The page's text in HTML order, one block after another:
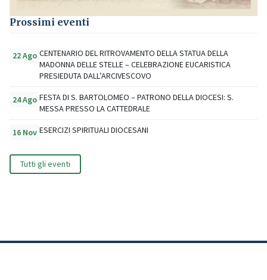
Prossimi eventi
22 Ago CENTENARIO DEL RITROVAMENTO DELLA STATUA DELLA
MADONNA DELLE STELLE – CELEBRAZIONE EUCARISTICA
PRESIEDUTA DALL’ARCIVESCOVO
24 Ago FESTA DI S. BARTOLOMEO – PATRONO DELLA DIOCESI: S.
MESSA PRESSO LA CATTEDRALE
16 Nov ESERCIZI SPIRITUALI DIOCESANI
Tutti gli eventi